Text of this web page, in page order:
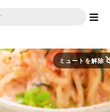
ミュートを解除